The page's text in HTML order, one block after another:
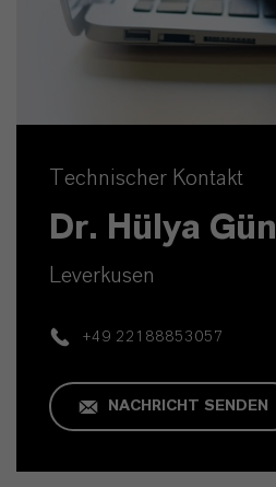
Technischer Kontakt
Dr. Hülya Gün
Leverkusen
+49 22188853057
NACHRICHT SENDEN